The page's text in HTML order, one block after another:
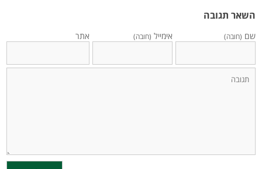
השאר תגובה
שם (חובה) אימייל (חובה) אתר